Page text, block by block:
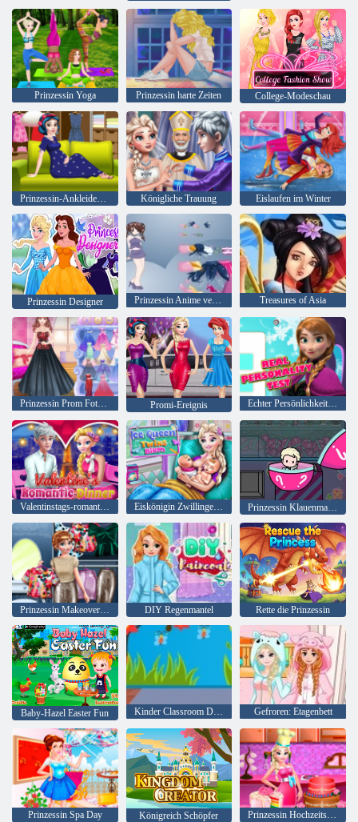
Prinzessin Yoga Prinzessin harte Zeiten College-Modeschau
Prinzessin-Ankleidezimmer Königliche Trauung Eislaufen im Winter
Prinzessin Designer Prinzessin Anime verkleiden sich Treasures of Asia
Prinzessin Prom Foto-Shooting Promi-Ereignis Echter Persönlichkeitstest
Valentinstags-romantisches Abendessen Eiskönigin Zwillinge Geburt Prinzessin Klauenmaschine
Prinzessin Makeover Zeit DIY Regenmantel Rette die Prinzessin
Baby-Hazel Easter Fun Kinder Classroom Dekoration Gefroren: Etagenbett
Prinzessin Spa Day Königreich Schöpfer Prinzessin Hochzeitstorte